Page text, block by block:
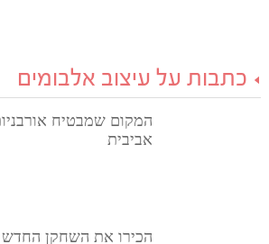
כתבות על עיצוב אלבומים
המקום שמבטיח
אביבית
הכירו את השחקן